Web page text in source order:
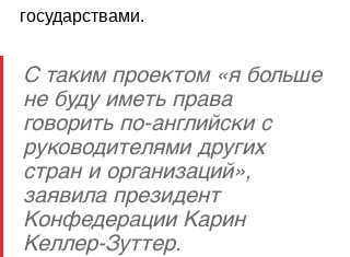
государствами.
С таким проектом «я больше
не буду иметь права
говорить по-английски с
руководителями других
стран и организаций»,
заявила президент
Конфедерации Карин
Келлер-Зуттер.